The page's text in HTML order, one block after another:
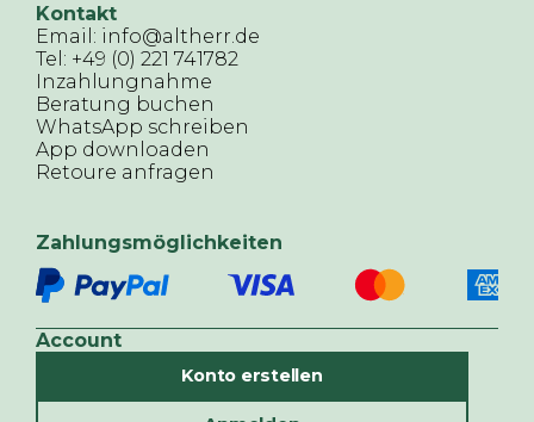
Kontakt
Email: info@altherr.de
Tel: +49 (0) 221 741782
Inzahlungnahme
Beratung buchen
WhatsApp schreiben
App downloaden
Retoure anfragen
Zahlungsmöglichkeiten
Account
Konto erstellen